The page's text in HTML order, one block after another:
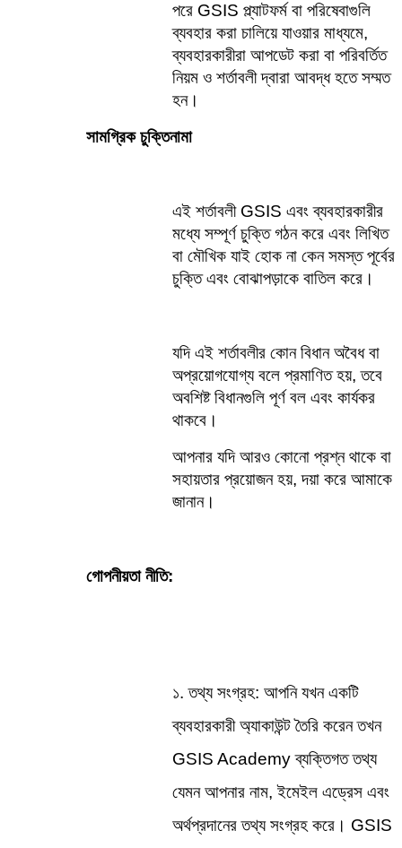
পরে GSIS প্ল্যাটফর্ম বা পরিষেবাগুলি
ব্যবহার করা চালিয়ে যাওয়ার মাধ্যমে,
ব্যবহারকারীরা আপডেট করা বা পরিবর্তিত
নিয়ম ও শর্তাবলী দ্বারা আবদ্ধ হতে সম্মত
হন।
সামগ্রিক চুক্তিনামা
এই শর্তাবলী GSIS এবং ব্যবহারকারীর
মধ্যে সম্পূর্ণ চুক্তি গঠন করে এবং লিখিত
বা মৌখিক যাই হোক না কেন সমস্ত পূর্বের
চুক্তি এবং বোঝাপড়াকে বাতিল করে।
যদি এই শর্তাবলীর কোন বিধান অবৈধ বা
অপ্রয়োগযোগ্য বলে প্রমাণিত হয়, তবে
অবশিষ্ট বিধানগুলি পূর্ণ বল এবং কার্যকর
থাকবে।
আপনার যদি আরও কোনো প্রশ্ন থাকে বা
সহায়তার প্রয়োজন হয়, দয়া করে আমাকে
জানান।
গোপনীয়তা নীতি:
১. তথ্য সংগ্রহ: আপনি যখন একটি
ব্যবহারকারী অ্যাকাউন্ট তৈরি করেন তখন
GSIS Academy ব্যক্তিগত তথ্য
যেমন আপনার নাম, ইমেইল এড্রেস এবং
অর্থপ্রদানের তথ্য সংগ্রহ করে। GSIS